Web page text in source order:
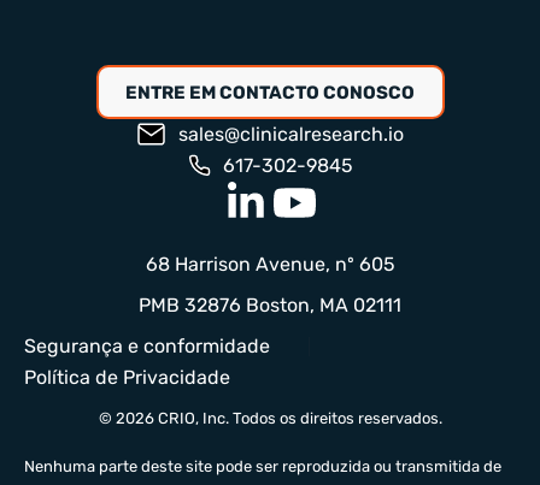
ENTRE EM CONTACTO CONOSCO
sales@clinicalresearch.io
617-302-9845
Segurança e conformidade
Política de Privacidade
© 2026 CRIO, Inc. Todos os direitos reservados.
68 Harrison Avenue, nº 605
PMB 32876 Boston, MA 02111
Nenhuma parte deste site pode ser reproduzida ou transmitida de